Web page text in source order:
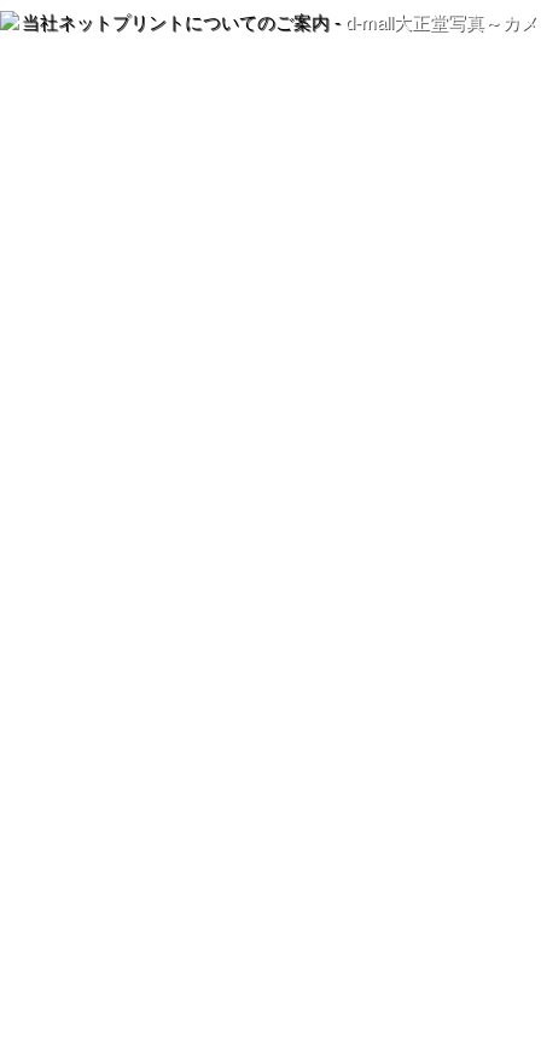
当社ネットプリントについてのご案内 - d-mall大正堂写真～カ